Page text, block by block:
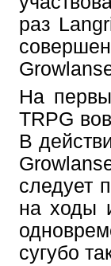
раз
На
TRPG
В
следует
на ходы
сугубо